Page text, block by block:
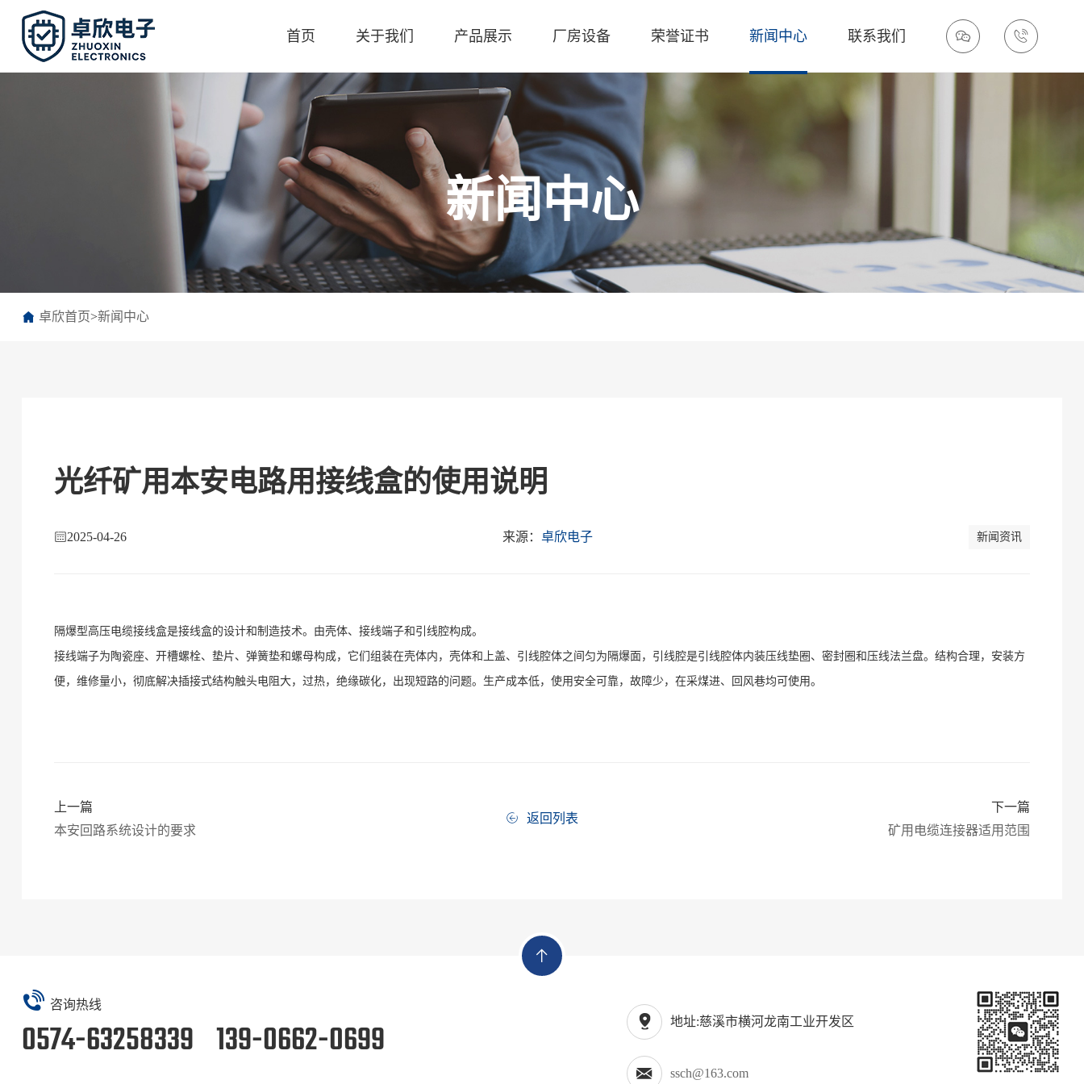
首页 关于我们 产品展示 厂房设备 荣誉证书 新闻中心 联系我们
新闻中心
卓欣首页>新闻中心
光纤矿用本安电路用接线盒的使用说明
2025-04-26 来源： 卓欣电子 新闻资讯
隔爆型高压电缆接线盒是接线盒的设计和制造技术。由壳体、接线端子和引线腔构成。
接线端子为陶瓷座、开槽螺栓、垫片、弹簧垫和螺母构成，它们组装在壳体内，壳体和上盖、引线腔体之间匀为隔爆面，引线腔是引线腔体内装压线垫圈、密封圈和压线法兰盘。结构合理，安装方
便，维修量小，彻底解决插接式结构触头电阻大，过热，绝缘碳化，出现短路的问题。生产成本低，使用安全可靠，故障少，在采煤进、回风巷均可使用。
上一篇
本安回路系统设计的要求
返回列表
下一篇
矿用电缆连接器适用范围
咨询热线
0574-63258339 139-0662-0699 地址:慈溪市横河龙南工业开发区
ssch@163.com